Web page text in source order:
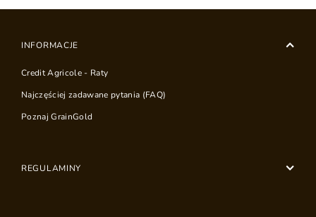
INFORMACJE
Credit Agricole - Raty
Najczęściej zadawane pytania (FAQ)
Poznaj GrainGold
REGULAMINY